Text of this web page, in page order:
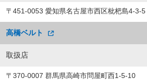
〒451-0053 愛知県名古屋市西区枇杷島4-3-5
高橋ベルト
取扱店
〒370-0007 群馬県高崎市問屋町西1-5-10